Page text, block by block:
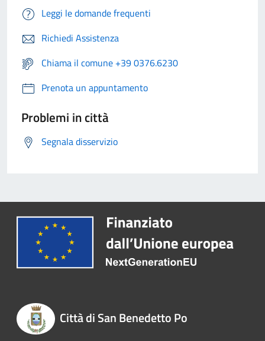
Leggi le domande frequenti
Richiedi Assistenza
Chiama il comune +39 0376.6230
Prenota un appuntamento
Problemi in città
Segnala disservizio
Città di San Benedetto Po